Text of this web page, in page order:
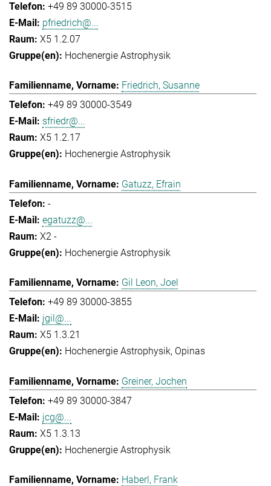
+49 89 30000-3515
pfriedrich@...
X5 1.2.07
Hochenergie Astrophysik
Friedrich, Susanne
+49 89 30000-3549
sfriedr@...
X5 1.2.17
Hochenergie Astrophysik
Gatuzz, Efrain
-
egatuzz@...
X2 -
Hochenergie Astrophysik
Gil Leon, Joel
+49 89 30000-3855
jgil@...
X5 1.3.21
Hochenergie Astrophysik Opinas
Greiner, Jochen
+49 89 30000-3847
jcg@...
X5 1.3.13
Hochenergie Astrophysik
Haberl, Frank